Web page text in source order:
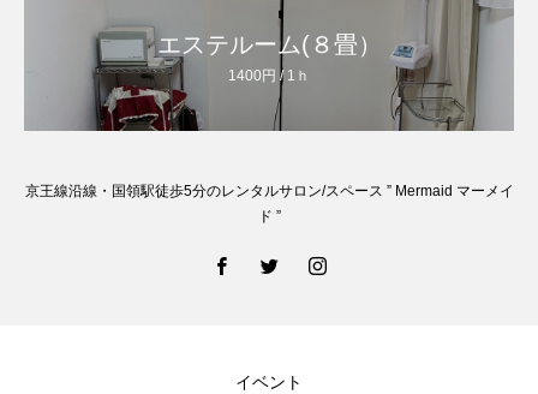
エステルーム(８畳）
1400円 / 1ｈ
京王線沿線・国領駅徒歩5分のレンタルサロン/スペース ” Mermaid マーメイ
ド ”
イベント